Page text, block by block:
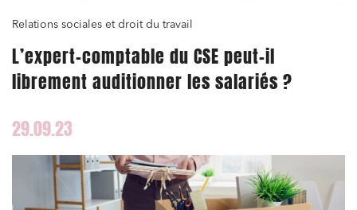
Relations sociales et droit du travail
L’expert-comptable du CSE peut-il
librement auditionner les salariés ?
29.09.23